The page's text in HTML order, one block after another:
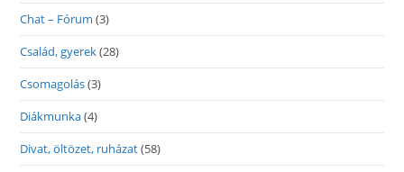
Chat – Fórum (3)
Család, gyerek(28)
Csomagolás(3)
Diákmunka(4)
Divat, öltözet, ruházat(58)